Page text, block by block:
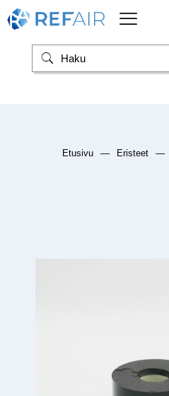
Etusivu — Eristeet —